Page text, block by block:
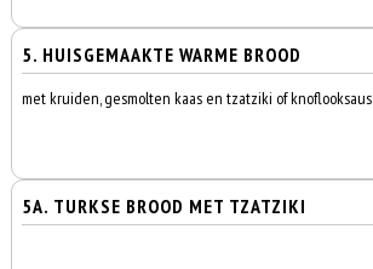
5. HUISGEMAAKTE WARME BROOD
met kruiden, gesmolten kaas en tzatziki of knoflooksaus
5A. TURKSE BROOD MET TZATZIKI